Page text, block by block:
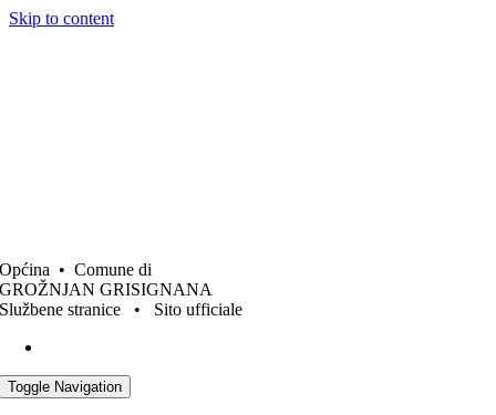
Skip to content
Općina • Comune di
GROŽNJAN GRISIGNANA
Službene stranice • Sito ufficiale
Toggle Navigation